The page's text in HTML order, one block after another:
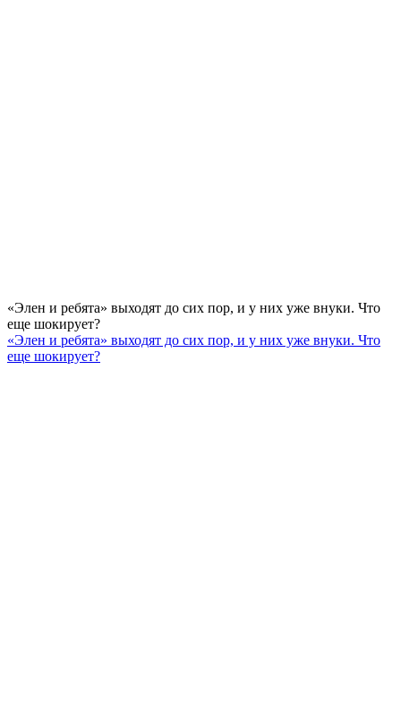
«Элен и ребята» выходят до сих пор, и у них уже внуки. Что
еще шокирует?
«Элен и ребята» выходят до сих пор, и у них уже внуки. Что
еще шокирует?